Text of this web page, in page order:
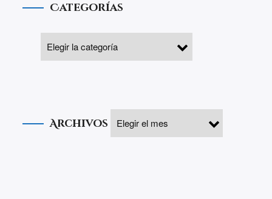
Categorías
Archivos